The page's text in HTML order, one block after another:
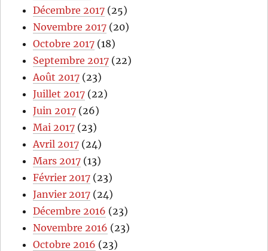
Décembre 2017 (25)
Novembre 2017 (20)
Octobre 2017 (18)
Septembre 2017 (22)
Août 2017 (23)
Juillet 2017 (22)
Juin 2017 (26)
Mai 2017 (23)
Avril 2017 (24)
Mars 2017 (13)
Février 2017 (23)
Janvier 2017 (24)
Décembre 2016 (23)
Novembre 2016 (23)
Octobre 2016 (23)